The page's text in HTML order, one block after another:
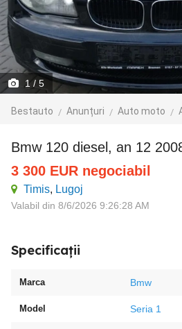
1 / 5
Bestauto Anunțuri Auto moto
Bmw 120 diesel, an 12
3 300 EUR negociabil
Timis, Lugoj
Valabil din 8/6/2026 9:26:28 AM
Specificații
Marca Bmw
Model Seria 1